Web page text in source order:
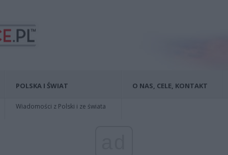
POLSKA I ŚWIAT
Wiadomości z Polski i ze świata
O NAS, CELE, KONTAKT